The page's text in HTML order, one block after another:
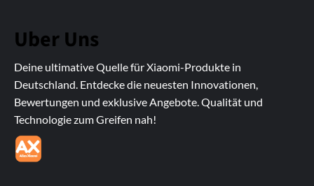
Uber Uns
Deine ultimative Quelle für Xiaomi-Produkte in
Deutschland. Entdecke die neuesten Innovationen,
Bewertungen und exklusive Angebote. Qualität und
Technologie zum Greifen nah!